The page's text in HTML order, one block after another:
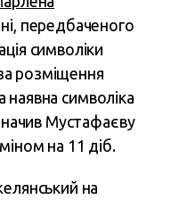
передбаченого
символіки
за розміщення
наявна символіка
Мустафаєву
на 11 діб.
на